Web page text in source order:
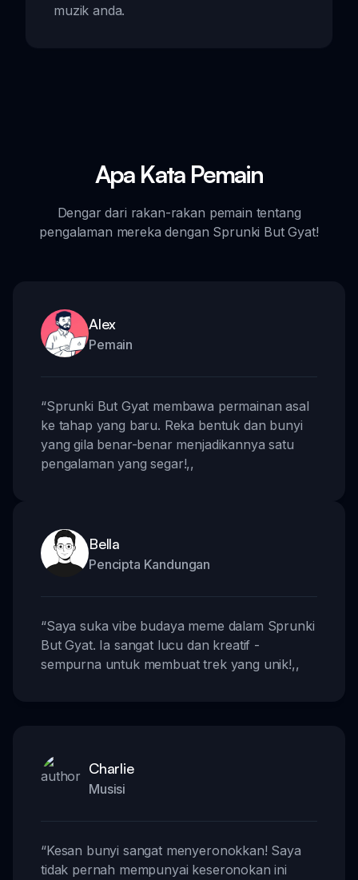
muzik anda.
Apa Kata Pemain
Dengar dari rakan-rakan pemain tentang
pengalaman mereka dengan Sprunki But Gyat!
Alex
Pemain
“Sprunki But Gyat membawa permainan asal
ke tahap yang baru. Reka bentuk dan bunyi
yang gila benar-benar menjadikannya satu
pengalaman yang segar!,,
Bella
Pencipta Kandungan
“Saya suka vibe budaya meme dalam Sprunki
But Gyat. Ia sangat lucu dan kreatif -
sempurna untuk membuat trek yang unik!,,
Charlie
Musisi
“Kesan bunyi sangat menyeronokkan! Saya
tidak pernah mempunyai keseronokan ini